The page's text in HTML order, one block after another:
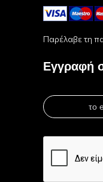
Παρέλαβε τη
Εγγραφή